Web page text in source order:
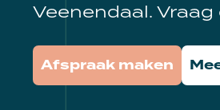
Veenendaal.
Afspraak maken